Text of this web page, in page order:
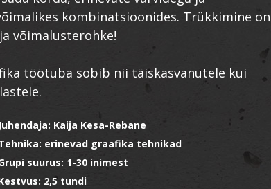
kombinatsioonides. Trükkimine on
võimalusterohke!
töötuba sobib nii täiskasvanutele kui
Juhendaja: Kaija Kesa-Rebane
erinevad graafika tehnikad
suurus: 1-30 inimest
2,5 tundi